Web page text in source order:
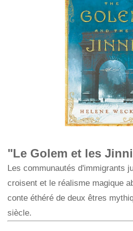
"Le Golem et les
Les communautés d'immigrants
croisent et le réalisme magique
conte éthéré de deux êtres
siècle.